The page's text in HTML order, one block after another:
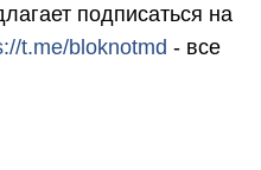
подписаться на
t.me/bloknotmd - все